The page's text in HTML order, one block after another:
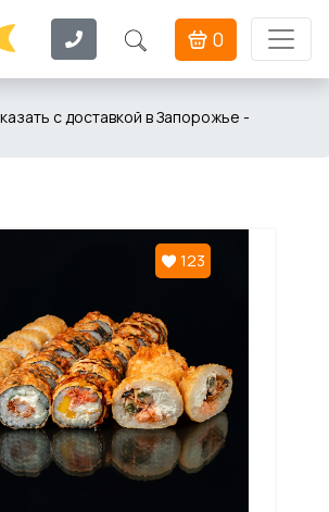
0
с доставкой в Запорожье -
123